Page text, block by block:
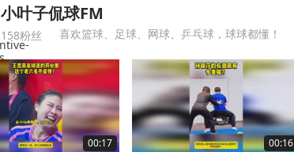
小叶子侃球FM
158粉丝 喜欢篮球、足球、网球、乒乓球，球球都懂！
00:17 00:16